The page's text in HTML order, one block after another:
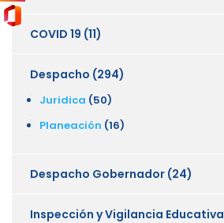
COVID 19 (11)
Despacho (294)
Juridica (50)
Planeación (16)
Despacho Gobernador (24)
Inspección y Vigilancia Educativa